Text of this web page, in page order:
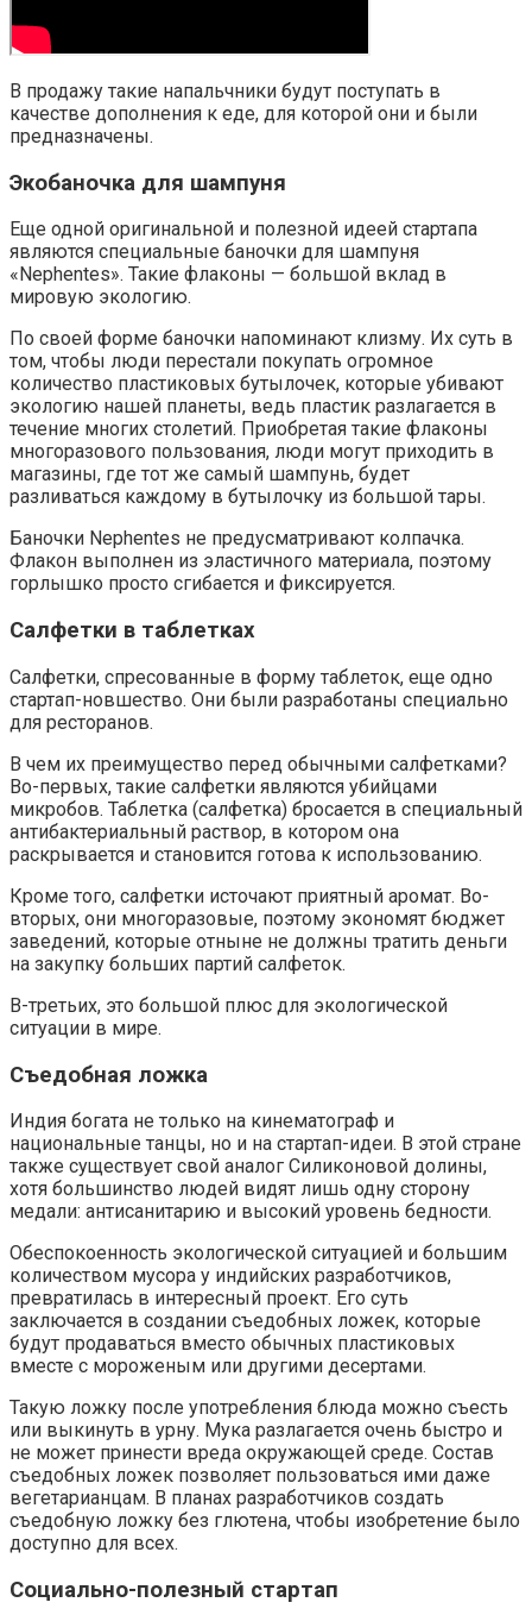
В продажу такие напальчники будут поступать в
качестве дополнения к еде, для которой они и были
предназначены.
Экобаночка для шампуня
Еще одной оригинальной и полезной идеей стартапа
являются специальные баночки для шампуня
«Nephentes». Такие флаконы — большой вклад в
мировую экологию.
По своей форме баночки напоминают клизму. Их суть в
том, чтобы люди перестали покупать огромное
количество пластиковых бутылочек, которые убивают
экологию нашей планеты, ведь пластик разлагается в
течение многих столетий. Приобретая такие флаконы
многоразового пользования, люди могут приходить в
магазины, где тот же самый шампунь, будет
разливаться каждому в бутылочку из большой тары.
Баночки Nephentes не предусматривают колпачка.
Флакон выполнен из эластичного материала, поэтому
горлышко просто сгибается и фиксируется.
Салфетки в таблетках
Салфетки, спресованные в форму таблеток, еще одно
стартап-новшество. Они были разработаны специально
для ресторанов.
В чем их преимущество перед обычными салфетками?
Во-первых, такие салфетки являются убийцами
микробов. Таблетка (салфетка) бросается в специальный
антибактериальный раствор, в котором она
раскрывается и становится готова к использованию.
Кроме того, салфетки источают приятный аромат. Во-
вторых, они многоразовые, поэтому экономят бюджет
заведений, которые отныне не должны тратить деньги
на закупку больших партий салфеток.
В-третьих, это большой плюс для экологической
ситуации в мире.
Съедобная ложка
Индия богата не только на кинематограф и
национальные танцы, но и на стартап-идеи. В этой стране
также существует свой аналог Силиконовой долины,
хотя большинство людей видят лишь одну сторону
медали: антисанитарию и высокий уровень бедности.
Обеспокоенность экологической ситуацией и большим
количеством мусора у индийских разработчиков,
превратилась в интересный проект. Его суть
заключается в создании съедобных ложек, которые
будут продаваться вместо обычных пластиковых
вместе с мороженым или другими десертами.
Такую ложку после употребления блюда можно съесть
или выкинуть в урну. Мука разлагается очень быстро и
не может принести вреда окружающей среде. Состав
съедобных ложек позволяет пользоваться ими даже
вегетарианцам. В планах разработчиков создать
съедобную ложку без глютена, чтобы изобретение было
доступно для всех.
Социально-полезный стартап